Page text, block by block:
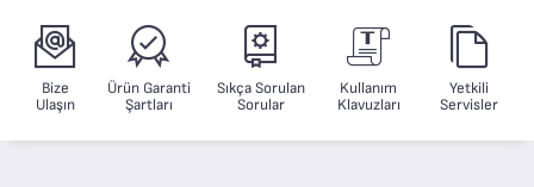
Bize
Ulaşın
Ürün Garanti
Şartları
Sıkça Sorulan
Sorular
Kullanım
Klavuzları
Yetkili
Servisler